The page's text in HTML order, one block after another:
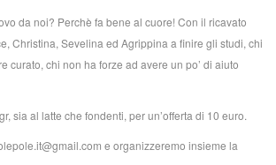
da noi? Perchè fa bene al cuore! Con il ricavato
Christina, Sevelina ed Agrippina a finire gli studi, chi
curato, chi non ha forze ad avere un po’ di aiuto
sia al latte che fondenti, per un’offerta di 10 euro.
e organizzeremo insieme la